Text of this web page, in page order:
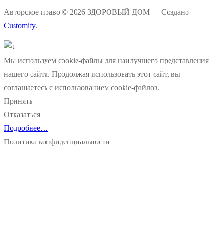
Авторское право © 2026 ЗДОРОВЫЙ ДОМ — Создано
Customify.
Мы используем cookie-файлы для наилучшего представления
нашего сайта. Продолжая использовать этот сайт, вы
соглашаетесь с использованием cookie-файлов.
Принять
Отказаться
Подробнее…
Политика конфиденциальности